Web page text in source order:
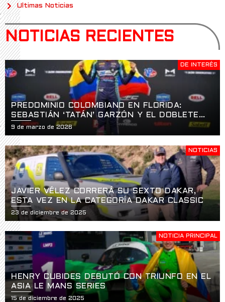
Ultimas Noticias
NOTICIAS RECIENTES
DE INTERÉS
PREDOMINIO COLOMBIANO EN FLORIDA:
SEBASTIÁN ‘TATÁN’ GARZÓN Y EL DOBLETE
HISTÓRICO EN LA APERTURA DE LA USF2000
EN ST. PETERSBURG
9 de marzo de 2026
NOTICIAS
JAVIER VÉLEZ CORRERÁ SU SEXTO DAKAR,
ESTA VEZ EN LA CATEGORÍA DAKAR CLASSIC
23 de diciembre de 2025
NOTICIA PRINCIPAL
HENRY CUBIDES DEBUTÓ CON TRIUNFO EN EL
ASIA LE MANS SERIES
15 de diciembre de 2025